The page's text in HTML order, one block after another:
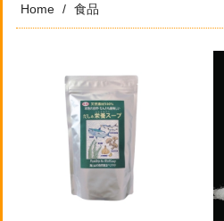
Home 食品